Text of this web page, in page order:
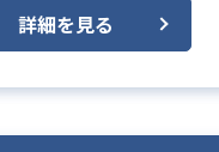
詳細を見る